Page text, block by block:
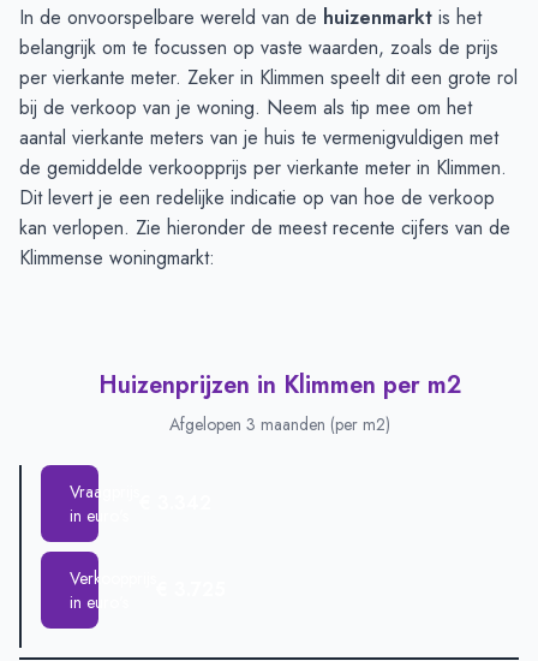
Huizenprijzen in Klimmen-Afgelopen 3 maanden
Type
Bedrag
Vraagprijs in euro's
€ 506.777
Verkoopprijs in euro's
€ 438.583
In de onvoorspelbare wereld van de huizenmarkt is het
belangrijk om te focussen op vaste waarden, zoals de prijs
per vierkante meter. Zeker in Klimmen speelt dit een grote rol
bij de verkoop van je woning. Neem als tip mee om het
aantal vierkante meters van je huis te vermenigvuldigen met
de gemiddelde verkoopprijs per vierkante meter in Klimmen.
Dit levert je een redelijke indicatie op van hoe de verkoop
kan verlopen. Zie hieronder de meest recente cijfers van de
Klimmense woningmarkt:
Huizenprijzen in Klimmen per m2
Afgelopen 3 maanden (per m2)
Vraagprijs
in euro's
Verkoopprijs
in euro's